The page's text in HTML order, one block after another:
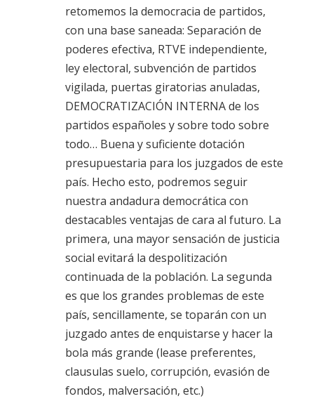
retomemos la democracia de partidos,
con una base saneada: Separación de
poderes efectiva, RTVE independiente,
ley electoral, subvención de partidos
vigilada, puertas giratorias anuladas,
DEMOCRATIZACIÓN INTERNA de los
partidos españoles y sobre todo sobre
todo… Buena y suficiente dotación
presupuestaria para los juzgados de este
país. Hecho esto, podremos seguir
nuestra andadura democrática con
destacables ventajas de cara al futuro. La
primera, una mayor sensación de justicia
social evitará la despolitización
continuada de la población. La segunda
es que los grandes problemas de este
país, sencillamente, se toparán con un
juzgado antes de enquistarse y hacer la
bola más grande (lease preferentes,
clausulas suelo, corrupción, evasión de
fondos, malversación, etc.)